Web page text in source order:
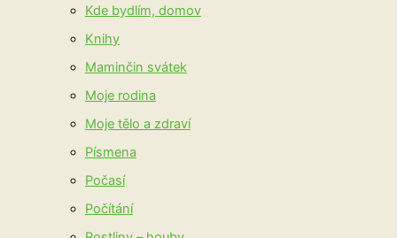
Kde bydlím, domov
Knihy
Maminčin svátek
Moje rodina
Moje tělo a zdraví
Písmena
Počasí
Počítání